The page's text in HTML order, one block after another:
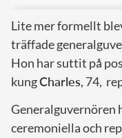
Lite mer formellt
träffade
Hon har suttit på
kungCharles, 74,
Generalguvernören
ceremoniella och